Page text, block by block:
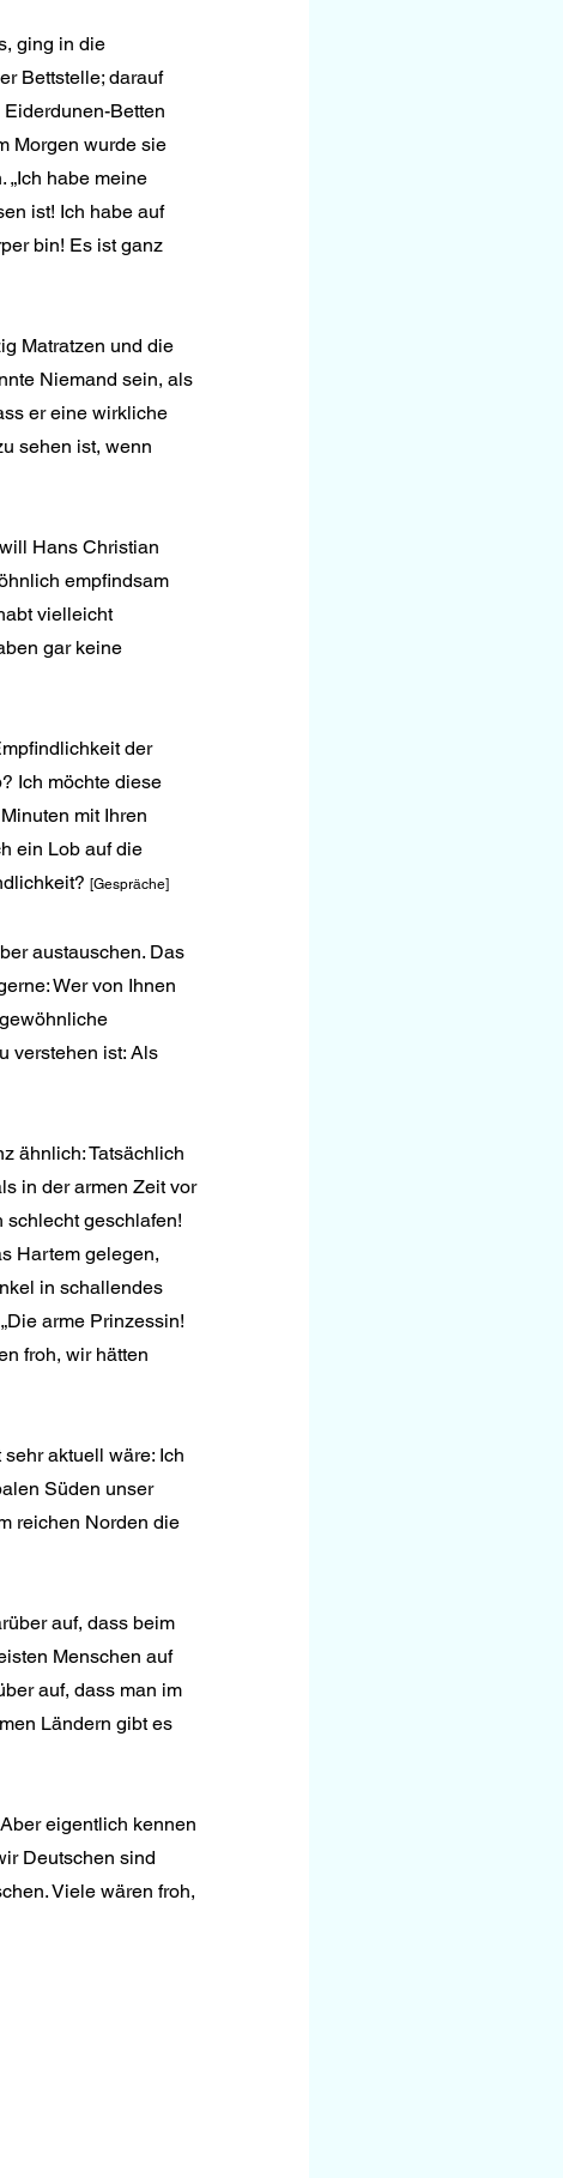
ging in die
Bettstelle; darauf
Betten
Morgen wurde sie
„Ich habe meine
ist! Ich habe auf
bin! Es ist ganz
Matratzen und die
Niemand sein, als
er eine wirkliche
sehen ist, wenn
Hans Christian
empfindsam
vielleicht
gar keine
der
Ich möchte diese
mit Ihren
ein Lob auf die
[Gespräche]
austauschen. Das
Wer von Ihnen
verstehen ist: Als
ähnlich: Tatsächlich
in der armen Zeit vor
schlecht geschlafen!
Hartem gelegen,
in schallendes
arme Prinzessin!
froh, wir hätten
aktuell wäre: Ich
Süden unser
reichen Norden die
auf, dass beim
Menschen auf
auf, dass man im
Ländern gibt es
eigentlich kennen
Deutschen sind
Viele wären froh,